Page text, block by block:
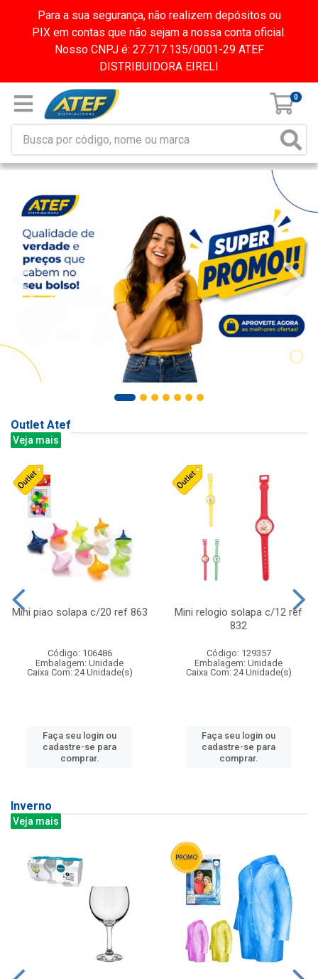
Para a sua segurança, não realizem depósitos ou
PIX em contas que não sejam a nossa conta oficial.
Nosso CNPJ é: 27.717.135/0001-29 ATEF
DISTRIBUIDORA EIRELI
0
Outlet Atef
Veja mais
Mini piao solapa c/20 ref 863
Código: 106486
Embalagem: Unidade
Caixa Com: 24 Unidade(s)
Faça seu login ou
cadastre-se para
comprar.
Mini relogio solapa c/12 ref
832
Código: 129357
Embalagem: Unidade
Caixa Com: 24 Unidade(s)
Faça seu login ou
cadastre-se para
comprar.
Inverno
Veja mais